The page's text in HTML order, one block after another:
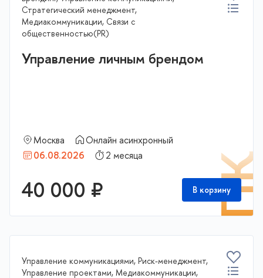
Стратегический менеджмент,
Медиакоммуникации, Связи с
общественностью(PR)
Управление личным брендом
Москва
Онлайн асинхронный
06.08.2026
2 месяца
40 000 ₽ В корзину
Управление коммуникациями, Риск-менеджмент,
Управление проектами, Медиакоммуникации,